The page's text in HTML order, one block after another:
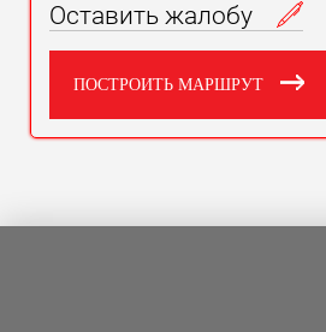
Оставить жалобу
ПОСТРОИТЬ МАРШРУТ